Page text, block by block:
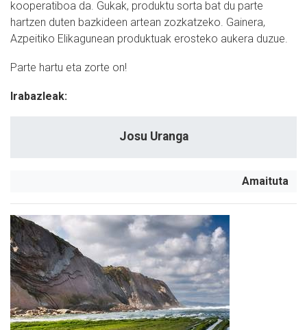
kooperatiboa da. Gukak, produktu sorta bat du parte
hartzen duten bazkideen artean zozkatzeko. Gainera,
Azpeitiko Elikagunean produktuak erosteko aukera duzue.
Parte hartu eta zorte on!
Irabazleak:
Josu Uranga
Amaituta